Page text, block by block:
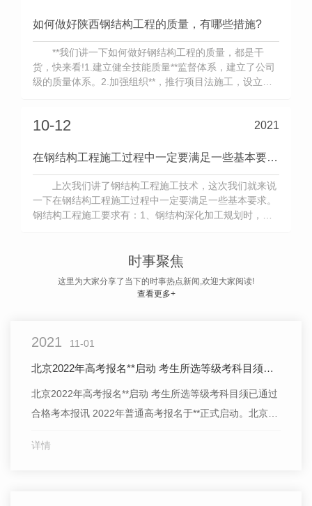
如何做好陕西钢结构工程的质量，有哪些措施?
**我们讲一下如何做好钢结构工程的质量，都是干
货，快来看!1.建立健全技能质量**监督体系，建立了公司
级的质量体系。2.加强组织**，推行项目法施工，设立工
10-12 2021
在钢结构工程施工过程中一定要满足一些基本要求。
上次我们讲了钢结构工程施工技术，这次我们就来说
一下在钢结构工程施工过程中一定要满足一些基本要求。
钢结构工程施工要求有：1、钢结构深化加工规划时，规
时事聚焦
这里为大家分享了当下的时事热点新闻,欢迎大家阅读!
查看更多+
2021 11-01
北京2022年高考报名**启动 考生所选等级考科目须已通过合格考
北京2022年高考报名**启动 考生所选等级考科目须已通过
合格考本报讯 2022年普通高考报名于**正式启动。北京教
答》。其中明确提出，2022年普通高考报名包括网上提交
详情